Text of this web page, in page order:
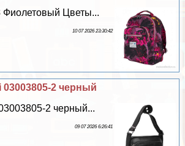
Фиолетовый Цветы...
10 07 2026 23:30:42
2 черный
2 черный...
09 07 2026 6:26:41